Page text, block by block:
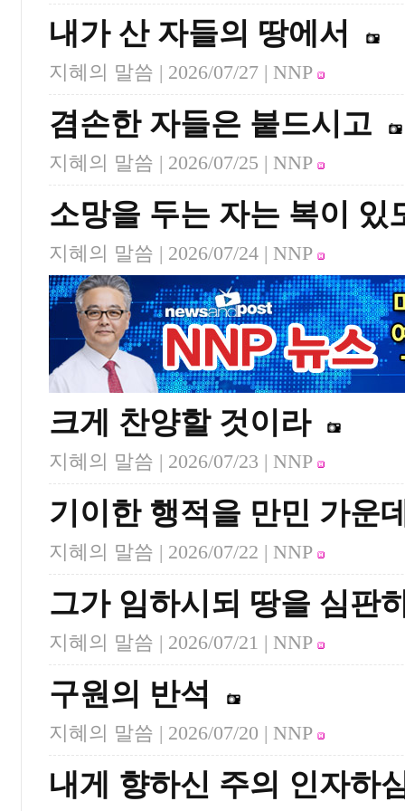
내가 산 자들의 땅에서
지혜의 말씀 | 2026/07/27 | NNP
겸손한 자들은 붙드시고
지혜의 말씀 | 2026/07/25 | NNP
소망을 두는 자는 복이 있
지혜의 말씀 | 2026/07/24 | NNP
크게 찬양할 것이라
지혜의 말씀 | 2026/07/23 | NNP
기이한 행적을 만민 가운
지혜의 말씀 | 2026/07/22 | NNP
그가 임하시되 땅을 심판
지혜의 말씀 | 2026/07/21 | NNP
구원의 반석
지혜의 말씀 | 2026/07/20 | NNP
내게 향하신 주의 인자하